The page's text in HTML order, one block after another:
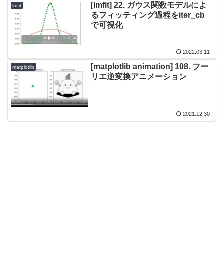
lmfit
[lmfit] 22. ガウス関数モデルによ
るフィッティング過程をiter_cb
で可視化
2022.03.11
matplotlib
[matplotlib animation] 108. フー
リエ逆変換アニメーション
2021.12.30